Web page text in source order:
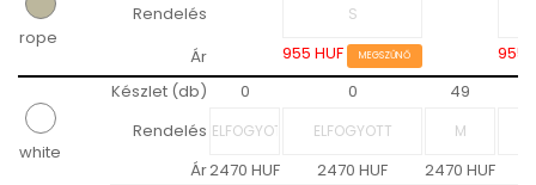
rope
Rendelés
Ár
955 HUF MEGSZŰNŐ 955
white
Készlet (db) 0 0
49
Rendelés
Ár2470 HUF 2470 HUF 2470 HUF